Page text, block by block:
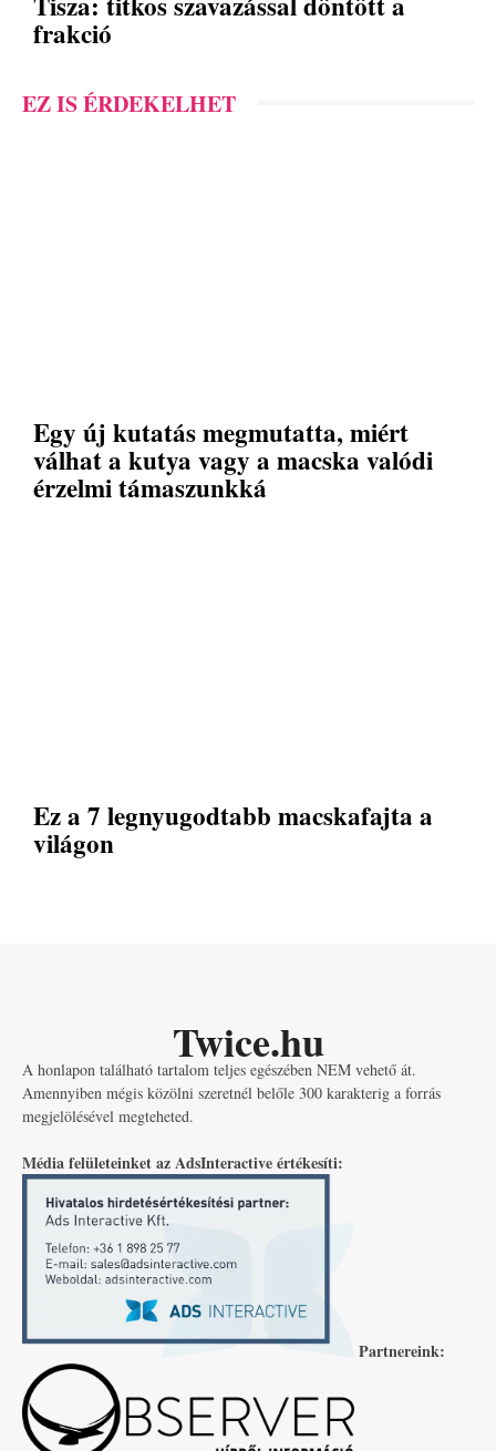
frakció
EZ IS ÉRDEKELHET
Egy új kutatás megmutatta, miért
válhat a kutya vagy a macska valódi
érzelmi támaszunkká
Ez a 7 legnyugodtabb macskafajta a
világon
Twice.hu
A honlapon található tartalom teljes egészében NEM vehető át.
Amennyiben mégis közölni szeretnél belőle 300 karakterig a forrás
megjelölésével megteheted.
Média felületeinket az AdsInteractive értékesíti:
Partnereink: